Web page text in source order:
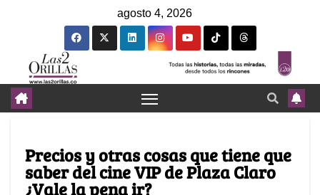
agosto 4, 2026
Precios y otras cosas que tiene que
saber del cine VIP de Plaza Claro
¿Vale la pena ir?